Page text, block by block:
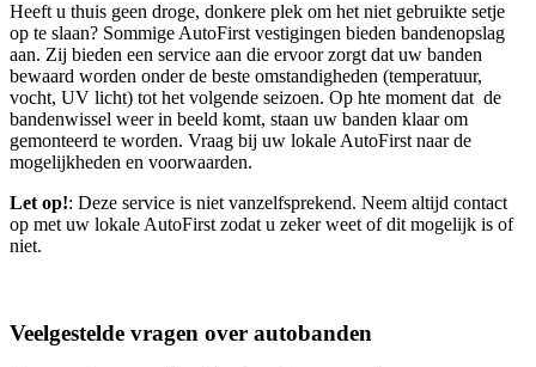
Heeft u thuis geen droge, donkere plek om het niet gebruikte setje
op te slaan? Sommige AutoFirst vestigingen bieden bandenopslag
aan. Zij bieden een service aan die ervoor zorgt dat uw banden
bewaard worden onder de beste omstandigheden (temperatuur,
vocht, UV licht) tot het volgende seizoen. Op hte moment dat de
bandenwissel weer in beeld komt, staan uw banden klaar om
gemonteerd te worden. Vraag bij uw lokale AutoFirst naar de
mogelijkheden en voorwaarden.
Let op!: Deze service is niet vanzelfsprekend. Neem altijd contact
op met uw lokale AutoFirst zodat u zeker weet of dit mogelijk is of
niet.
Veelgestelde vragen over autobanden